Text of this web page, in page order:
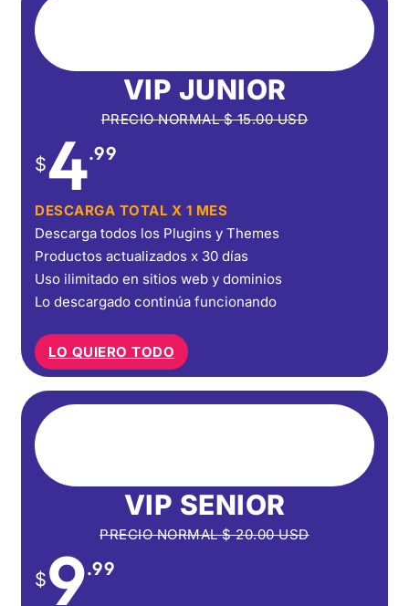
VIP JUNIOR
PRECIO NORMAL$15.00USD
$4.99
DESCARGA TOTAL X 1 MES
Descarga todos los Plugins y Themes
Productos actualizados x 30 días
Uso ilimitado en sitios web y dominios
Lo descargado continúa funcionando
LO QUIERO TODO
VIP SENIOR
PRECIO NORMAL$20.00USD
$9.99